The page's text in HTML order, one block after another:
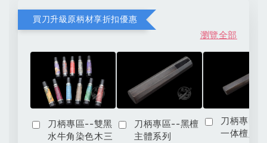
買刀升級原柄材享折扣優惠
瀏覽全部
刀柄專區--雙黑
水牛角染色木三
刀柄專區--黑檀
主體系列
刀柄專區
一体檀八